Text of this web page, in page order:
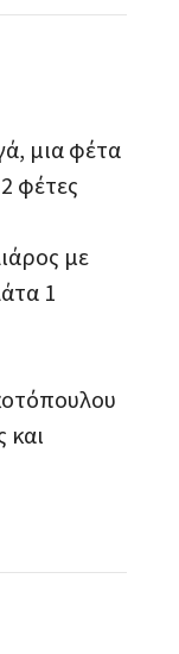
μια φέτα
φέτες
με
1
και